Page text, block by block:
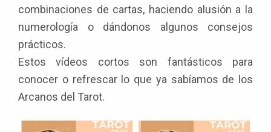
combinaciones de cartas, haciendo alusión a la
numerología o dándonos algunos consejos
prácticos.
Estos vídeos cortos son fantásticos para
conocer o refrescar lo que ya sabíamos de los
Arcanos del Tarot.